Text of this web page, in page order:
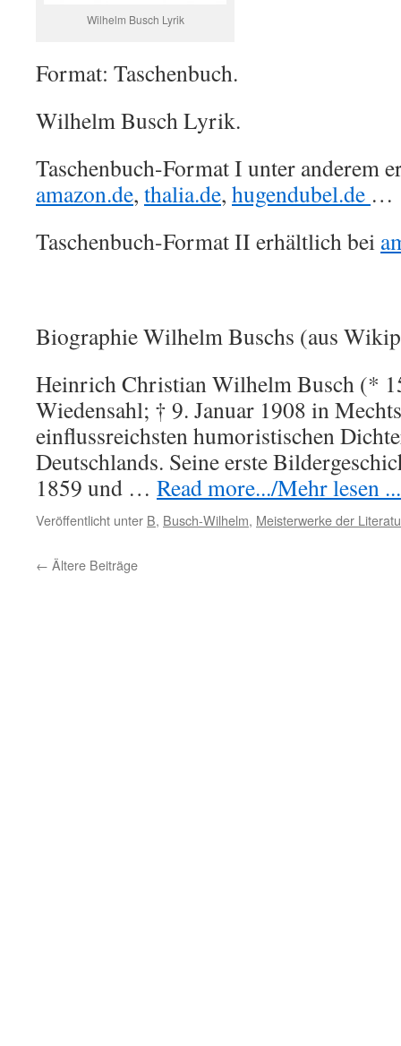
Wilhelm Busch Lyrik
Format: Taschenbuch.
Wilhelm Busch Lyrik.
Taschenbuch-Format I unter anderem
amazon.de, thalia.de, hugendubel.de …
Taschenbuch-Format II erhältlich bei
Biographie Wilhelm Buschs (aus
Heinrich Christian Wilhelm Busch (*
Wiedensahl; † 9. Januar 1908 in
einflussreichsten humoristischen
Deutschlands. Seine erste
1859 und … Read more.../Mehr lesen ...
Veröffentlicht unter B, Busch-Wilhelm, Meisterwerke der
← Ältere Beiträge